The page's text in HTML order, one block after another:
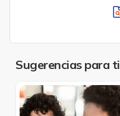
Sugerencias para ti